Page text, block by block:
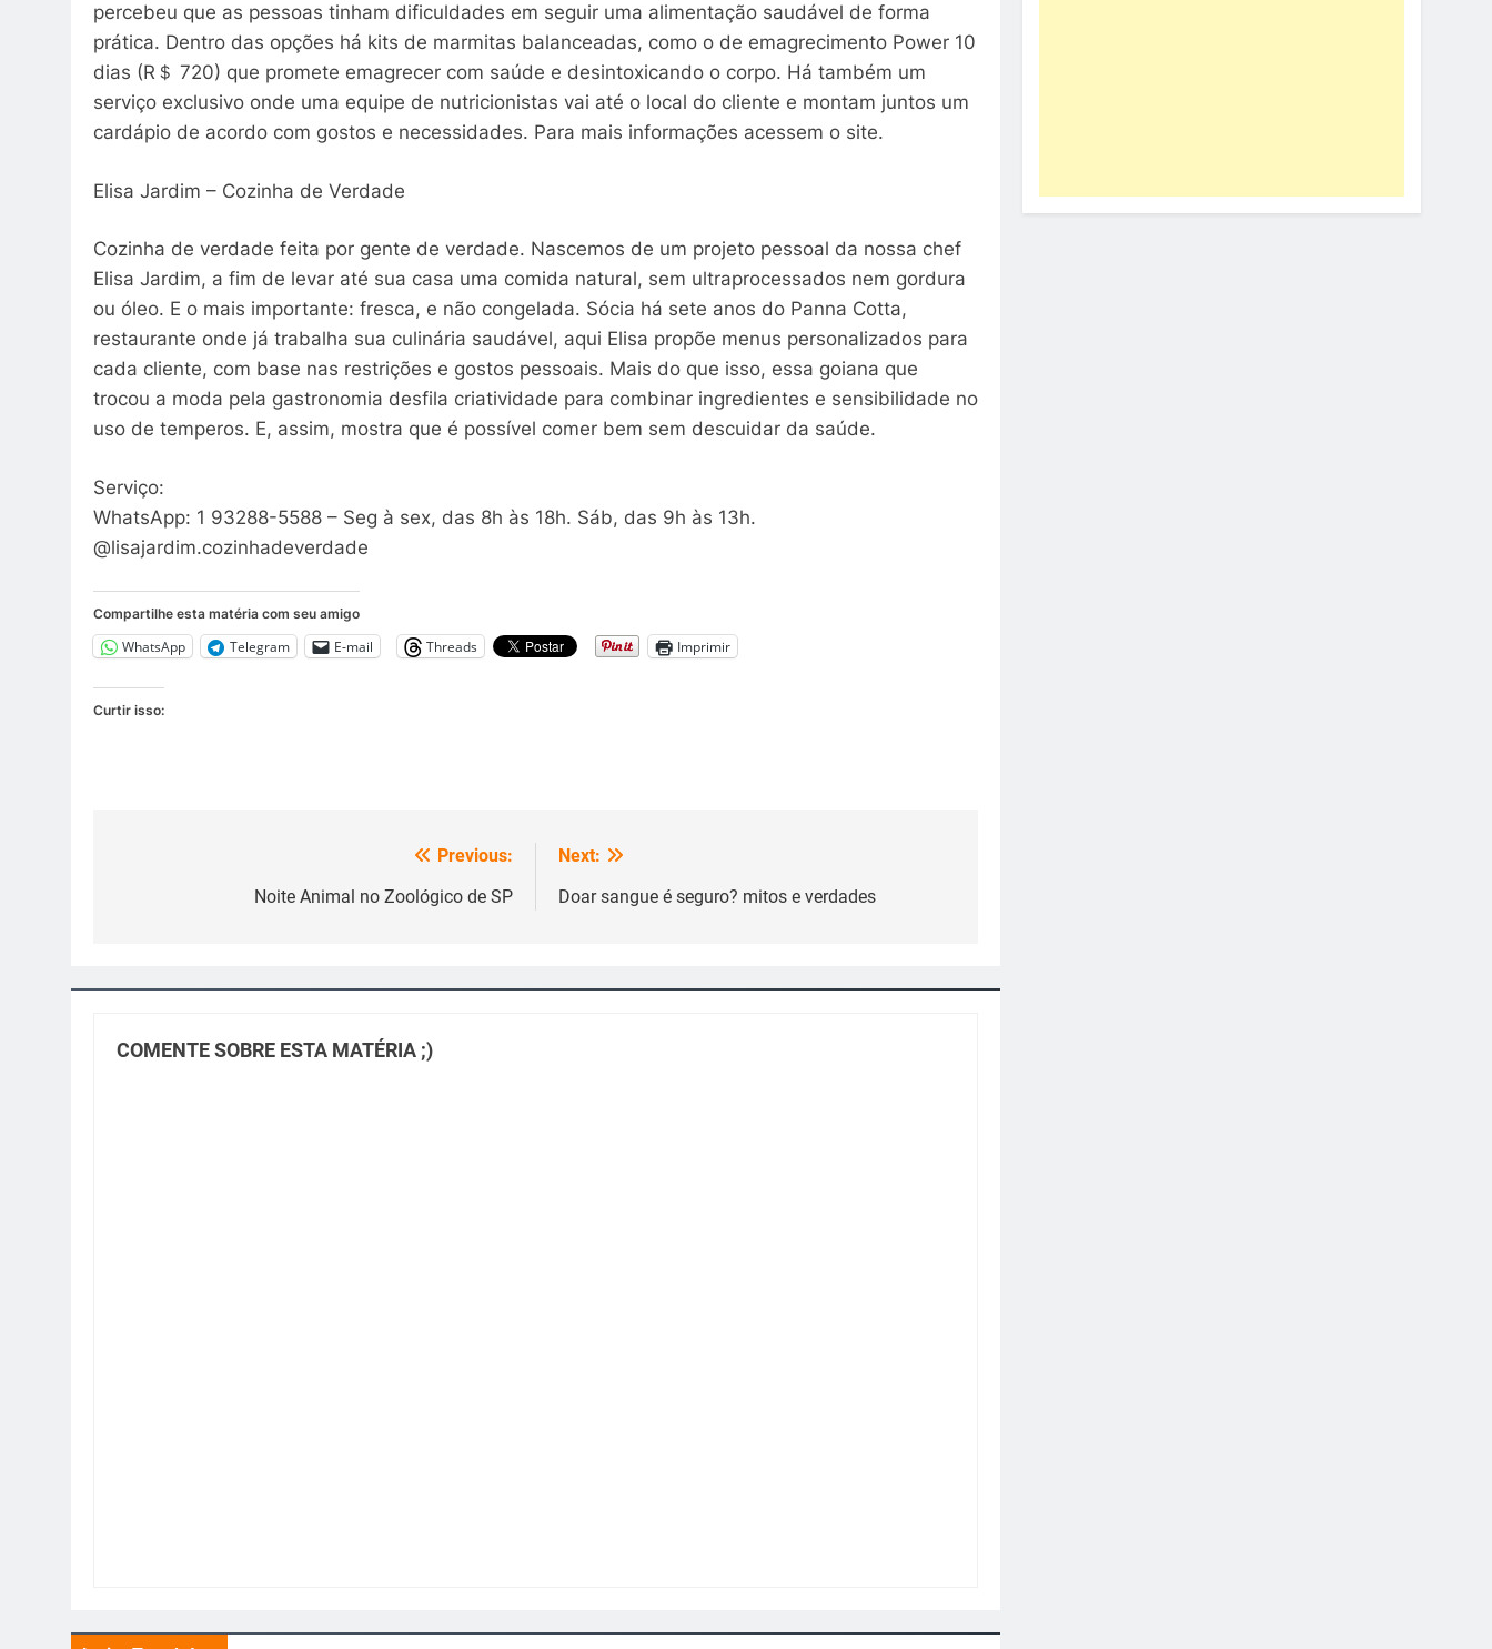
percebeu que as pessoas tinham dificuldades em seguir uma alimentação saudável de forma
prática. Dentro das opções há kits de marmitas balanceadas, como o de emagrecimento Power 10
dias (R＄ 720) que promete emagrecer com saúde e desintoxicando o corpo. Há também um
serviço exclusivo onde uma equipe de nutricionistas vai até o local do cliente e montam juntos um
cardápio de acordo com gostos e necessidades. Para mais informações acessem o site.
Elisa Jardim – Cozinha de Verdade
Cozinha de verdade feita por gente de verdade. Nascemos de um projeto pessoal da nossa chef
Elisa Jardim, a fim de levar até sua casa uma comida natural, sem ultraprocessados nem gordura
ou óleo. E o mais importante: fresca, e não congelada. Sócia há sete anos do Panna Cotta,
restaurante onde já trabalha sua culinária saudável, aqui Elisa propõe menus personalizados para
cada cliente, com base nas restrições e gostos pessoais. Mais do que isso, essa goiana que
trocou a moda pela gastronomia desfila criatividade para combinar ingredientes e sensibilidade no
uso de temperos. E, assim, mostra que é possível comer bem sem descuidar da saúde.
Serviço:
WhatsApp: 1 93288-5588 – Seg à sex, das 8h às 18h. Sáb, das 9h às 13h.
@lisajardim.cozinhadeverdade
Compartilhe esta matéria com seu amigo
WhatsApp Telegram E-mail Threads Imprimir
Curtir isso:
Previous:
Noite Animal no Zoológico de SP
Next:
Doar sangue é seguro? mitos e verdades
COMENTE SOBRE ESTA MATÉRIA ;)